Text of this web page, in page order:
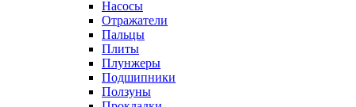
Насосы
Отражатели
Пальцы
Плиты
Плунжеры
Подшипники
Ползуны